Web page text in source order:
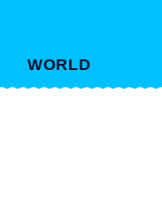
WORLD